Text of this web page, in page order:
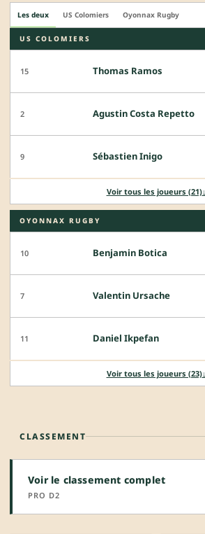
Les deux US Colomiers Oyonnax Rugby
US COLOMIERS
15 Thomas Ramos
2 Agustin Costa Repetto
9 Sébastien Inigo
Voir tous les joueurs (21)↓
OYONNAX RUGBY
10 Benjamin Botica
7 Valentin Ursache
11 Daniel Ikpefan
Voir tous les joueurs (23)↓
CLASSEMENT
Voir le classement complet
PRO D2